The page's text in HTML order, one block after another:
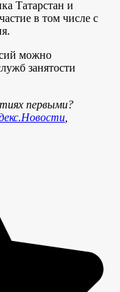
Татарстан и
в том числе с
можно
занятости
первыми?